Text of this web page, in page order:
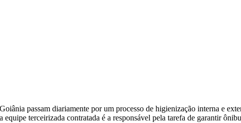
passam diariamente por um processo de higienização interna e
terceirizada contratada é a responsável pela tarefa de garantir